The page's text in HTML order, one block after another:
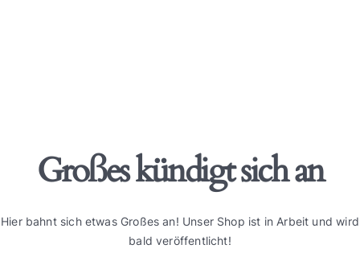
Großes kündigt sich an
Hier bahnt sich etwas Großes an! Unser Shop ist in Arbeit und wird
bald veröffentlicht!